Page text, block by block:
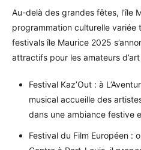
Au-delà des grandes fêtes, l’île
programmation culturelle variée
festivals île Maurice 2025
attractifs pour les amateurs
Festival Kaz’Out : à
musical accueille des
dans une ambiance festive
Festival du Film Européen :